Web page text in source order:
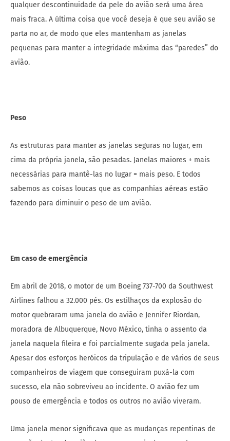
qualquer descontinuidade da pele do avião será uma área
mais fraca. A última coisa que você deseja é que seu avião se
parta no ar, de modo que eles mantenham as janelas
pequenas para manter a integridade máxima das “paredes” do
avião.
Peso
As estruturas para manter as janelas seguras no lugar, em
cima da própria janela, são pesadas. Janelas maiores + mais
necessárias para mantê-las no lugar = mais peso. E todos
sabemos as coisas loucas que as companhias aéreas estão
fazendo para diminuir o peso de um avião.
Em caso de emergência
Em abril de 2018, o motor de um Boeing 737-700 da Southwest
Airlines falhou a 32.000 pés. Os estilhaços da explosão do
motor quebraram uma janela do avião e Jennifer Riordan,
moradora de Albuquerque, Novo México, tinha o assento da
janela naquela fileira e foi parcialmente sugada pela janela.
Apesar dos esforços heróicos da tripulação e de vários de seus
companheiros de viagem que conseguiram puxá-la com
sucesso, ela não sobreviveu ao incidente. O avião fez um
pouso de emergência e todos os outros no avião viveram.
Uma janela menor significava que as mudanças repentinas de